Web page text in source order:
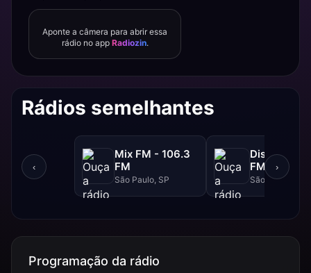
Aponte a câmera para abrir essa
rádio no app Radiozin.
Rádios semelhantes
‹
Mix FM - 106.3
FM
São Paulo, SP
Disney -
FM
São Paulo, SP
›
Programação da rádio